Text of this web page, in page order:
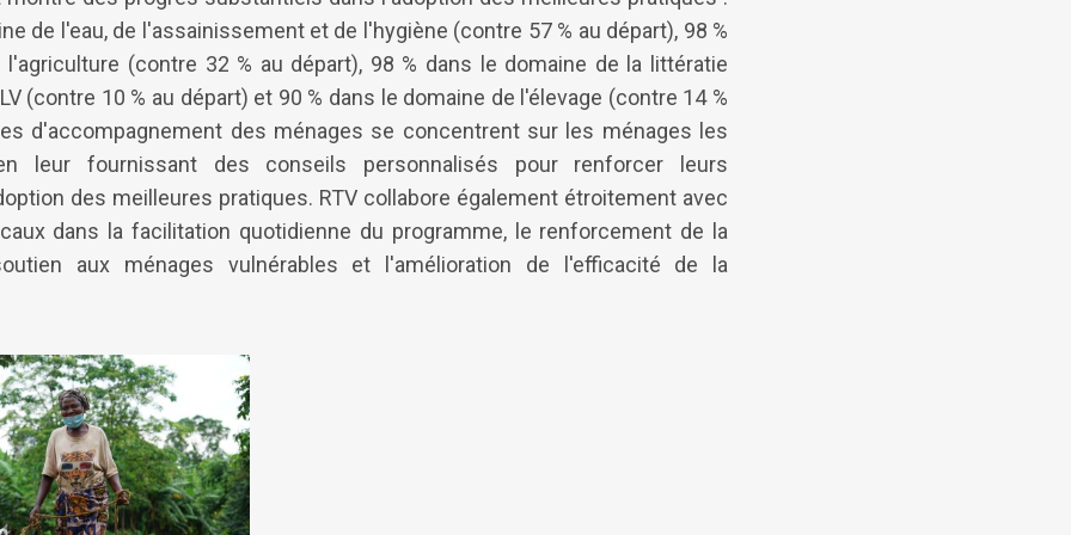
de l'eau, de l'assainissement et de l'hygiène (contre 57 % au départ), 98 %
(contre 32 % au départ), 98 % dans le domaine de la littératie
(contre 10 % au départ) et 90 % dans le domaine de l'élevage (contre 14 %
d'accompagnement des ménages se concentrent sur les ménages les
leur fournissant des conseils personnalisés pour renforcer leurs
des meilleures pratiques. RTV collabore également étroitement avec
dans la facilitation quotidienne du programme, le renforcement de la
aux ménages vulnérables et l'amélioration de l'efficacité de la